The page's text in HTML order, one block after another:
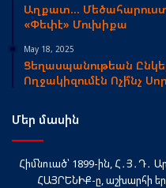
Աղքատ…
«Փեփէ» Մուխիքա
May 18, 2025
Ցեղասպանութեան
Ողջակիզումէն Ոչի՞նչ
Մեր մասին
Հիմնուած՝ 1899-ին, Հ․Յ․Դ․
ՀԱՅՐԵՆԻՔ-ը, աշխարհի